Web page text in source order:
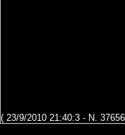
( 23/9/2010 21:40:3 - N.